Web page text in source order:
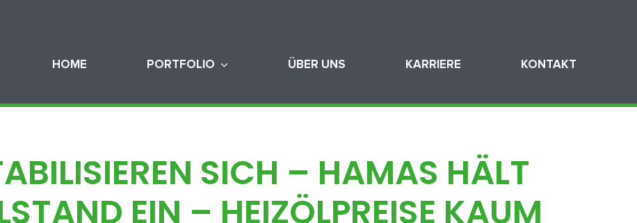
HOME PORTFOLIO ÜBER UNS KARRIERE KONTAKT
SICH – HAMAS HÄLT
EIN – HEIZÖLPREISE KAUM